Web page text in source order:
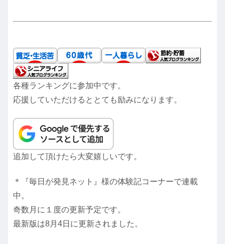
各種ランキングに参加中です。
応援していただけるととても励みになります。
追加して頂けたら大変嬉しいです。
＊『毎日が発見ネット』様の体験記コーナーで連載
中。
奇数月に１度の更新予定です。
最新版は8月4日に更新されました。